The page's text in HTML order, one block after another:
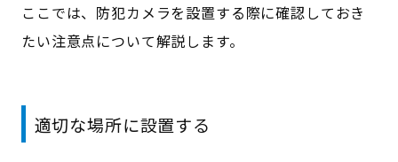
ここでは、防犯カメラを設置する際に確認しておき
たい注意点について解説します。
適切な場所に設置する